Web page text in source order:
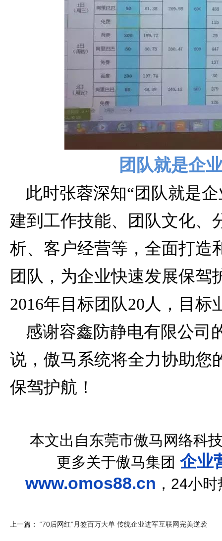
团队就是企
此时张蓉深知“团队就是
建到工作技能、团队文化、
析、客户经营等，全面打造
团队，为企业快速发展保驾
2016年目标团队20人，目标
感谢容鑫防静电有限公司
说，傲马系统将全力协助您
保驾护航！
本文出自东莞市傲马网络科
更多关于傲马集团 企业
www.omos88.cn ，24小
上一篇： “70后网红”月签百万大单 传统企业进军互联网完美逆袭